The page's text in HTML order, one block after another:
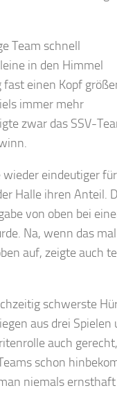
Team schnell
in den Himmel
einen Kopf
immer mehr
zwar das SSV-
eindeutiger
Halle ihren Anteil.
von oben bei
Na, wenn das
auf, zeigte auch
schwerste
aus drei
auch
schon
niemals